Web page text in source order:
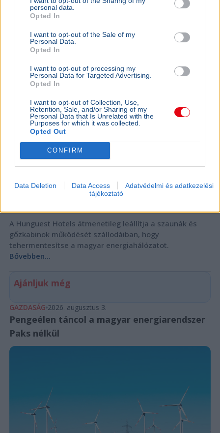
personal data.
Opted In
I want to opt-out of the Sale of my
Personal Data.
Opted In
I want to opt-out of processing my
Personal Data for Targeted Advertising.
Opted In
I want to opt-out of Collection, Use,
Retention, Sale, and/or Sharing of my
Personal Data that Is Unrelated with the
Purposes for which it was collected.
Opted Out
CONFIRM
Data Deletion Data Access
Adatvédelmi és adatkezelési
tájékoztató
GAZDASÁG 2026. augusztus 3.
Mészáros Lőrinc szállodalánca is beszáll az
energiaspórolásba
Miniszterelnök Magyar Péter
A Hunguest Hotels átmenetileg leállítja a szaunák és
gőzkabinok működését szállodáiban, hogy
tehermentesítse a magyar energiahálózatot.
Bővebben...
Ajánljuk még
GAZDASÁG 2026. augusztus 3.
Pengeélen táncol a magyar energiarendszer
Paks nélkül